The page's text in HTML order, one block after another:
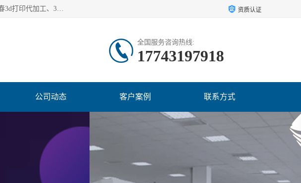
长春市东师青鸟科技有限公司从事3D打印代加工 3D打印设计服务 3D打印相关教育培训 3D打印设计优化 长春3d打印代加工、3D打印代加工及设计服务、3D打印相关教育培训、专利代理及优化、3D打印上下游技术服务，深耕工业设计、机械设计、3D打印多年年，拥有多项技术，辅助数十位客户完成自己的发明及实用新型专利。 资质认证
全国服务咨询热线:
17743197918
公司动态 客户案例 联系方式